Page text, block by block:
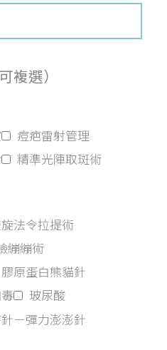
複選）
痘疤雷射管理
精準光陣取斑術
法令拉提術
繃繃術
膠原蛋白熊貓針
玻尿酸
－彈力澎澎針